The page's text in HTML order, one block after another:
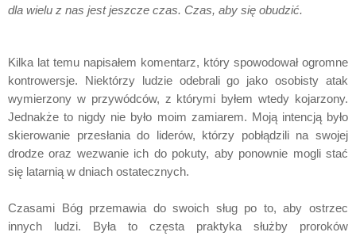
dla wielu z nas jest jeszcze czas. Czas, aby się obudzić.
Kilka lat temu napisałem komentarz, który spowodował ogromne
kontrowersje. Niektórzy ludzie odebrali go jako osobisty atak
wymierzony w przywódców, z którymi byłem wtedy kojarzony.
Jednakże to nigdy nie było moim zamiarem. Moją intencją było
skierowanie przesłania do liderów, którzy pobłądzili na swojej
drodze oraz wezwanie ich do pokuty, aby ponownie mogli stać
się latarnią w dniach ostatecznych.
Czasami Bóg przemawia do swoich sług po to, aby ostrzec
innych ludzi. Była to częsta praktyka służby proroków